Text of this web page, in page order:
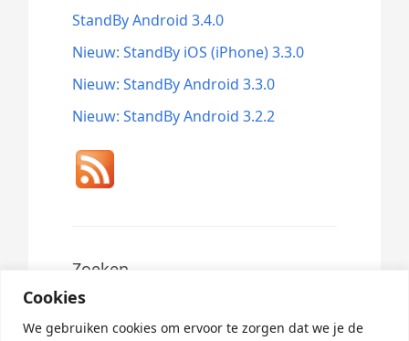
Cookies
We gebruiken cookies om ervoor te zorgen dat we je de
StandBy Android 3.4.0
Nieuw: StandBy iOS (iPhone) 3.3.0
Nieuw: StandBy Android 3.3.0
Nieuw: StandBy Android 3.2.2
Zoeken
Search
for: